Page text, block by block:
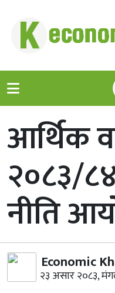
आर्थिक
२०८३/
नीति
Economic
२३ असार २०८३,